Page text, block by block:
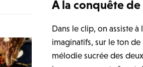
À la conquête
Dans le clip, on assiste
imaginatifs, sur le ton
mélodie sucrée des